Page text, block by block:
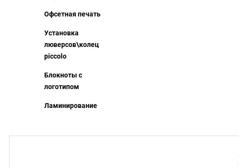
Офсетная печать
Установка
люверсов\колец
piccolo
Блокноты с
логотипом
Ламинирование